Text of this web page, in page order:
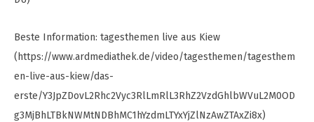
Beste Information: tagesthemen live aus Kiew
(https://www.ardmediathek.de/video/tagesthemen/tagesthem
en-live-aus-kiew/das-
erste/Y3JpZDovL2Rhc2Vyc3RlLmRlL3RhZ2VzdGhlbWVuL2M0OD
g3MjBhLTBkNWMtNDBhMC1hYzdmLTYxYjZlNzAwZTAxZi8x)